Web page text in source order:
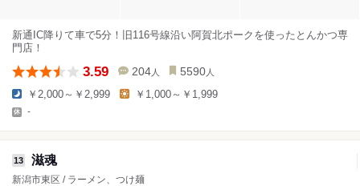
新通IC降りて車で5分！旧116号線沿い阿賀北ポークを使ったとんかつ専
門店！
3.59 204 人 5590 人
￥2,000～￥2,999 ￥1,000～￥1,999
-
13 滋魂
新潟市東区 / ラーメン、つけ麺